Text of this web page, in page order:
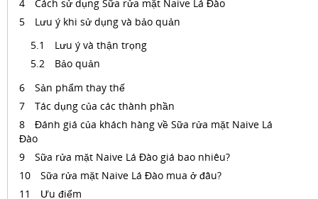
Cách sử dụng Sữa rửa mặt Naive Lá Đào
Lưu ý khi sử dụng và bảo quản
Lưu ý và thận trọng
Bảo quản
Sản phẩm thay thế
Tác dụng của các thành phần
Đánh giá của khách hàng về Sữa rửa mặt Naive Lá
Đào
Sữa rửa mặt Naive Lá Đào giá bao nhiêu?
Sữa rửa mặt Naive Lá Đào mua ở đâu?
Ưu điểm